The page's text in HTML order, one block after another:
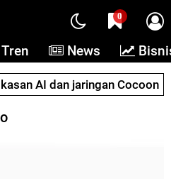
0
Tren News
AI dan jaringan Cocoon